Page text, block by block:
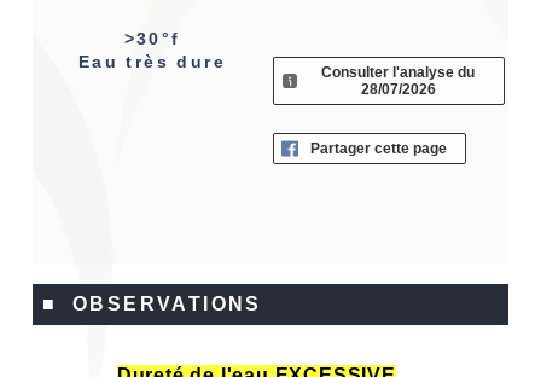
>30°f
Eau très dure
Consulter l'analyse du
28/07/2026
Partager cette page
■ OBSERVATIONS